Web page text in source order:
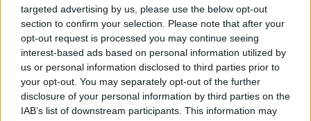
targeted advertising by us, please use the below opt-out
section to confirm your selection. Please note that after your
opt-out request is processed you may continue seeing
interest-based ads based on personal information utilized by
us or personal information disclosed to third parties prior to
your opt-out. You may separately opt-out of the further
disclosure of your personal information by third parties on the
IAB’s list of downstream participants. This information may